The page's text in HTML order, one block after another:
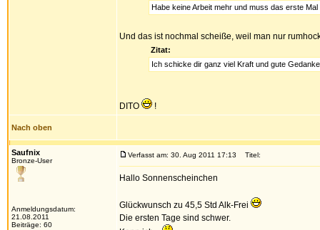
Habe keine Arbeit mehr und muss das erste
Und das ist nochmal scheiße, weil man nur
Zitat:
Ich schicke dir ganz viel Kraft und gute
DITO !
Nach oben
Saufnix
Bronze-User
Anmeldungsdatum:
21.08.2011
Beiträge: 60
Verfasst am: 30. Aug 2011 17:13 Titel:
Hallo Sonnenscheinchen
Glückwunsch zu 45,5 Std Alk-Frei
Die ersten Tage sind schwer.